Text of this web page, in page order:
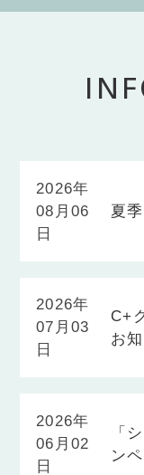
2026年
08月06
日
夏
2026年
07月03
日
C+
お
2026年
06月02
日
「
ン